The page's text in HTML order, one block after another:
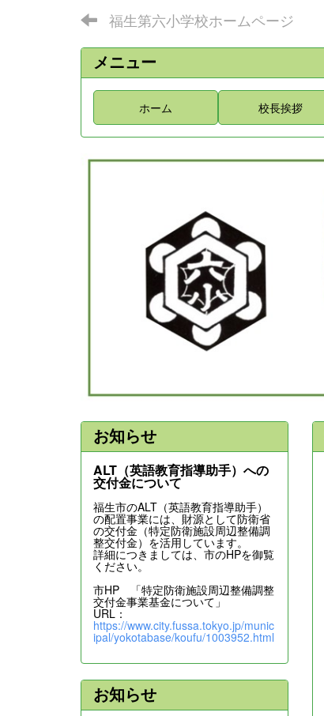
福生第六小学校ホームページ
メニュー
ホーム 校長挨拶
お知らせ
ALT（英語教育指導助手）への
交付金について
福生市のALT（英語教育指導助手）
の配置事業には、財源として防衛省
の交付金（特定防衛施設周辺整備調
整交付金）を活用しています。
詳細につきましては、市のHPを御覧
ください。
市HP 「特定防衛施設周辺整備調整
交付金事業基金について」
URL：
https://www.city.fussa.tokyo.jp/munic
ipal/yokotabase/koufu/1003952.html
お知らせ